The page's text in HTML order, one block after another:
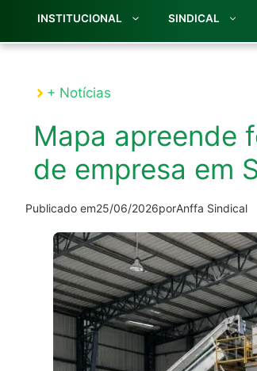
INSTITUCIONAL SINDICAL
+ Notícias
Mapa apreende
de empresa em
Publicado em25/06/2026porAnffa Sindical